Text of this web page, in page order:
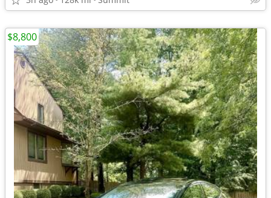
$8,800